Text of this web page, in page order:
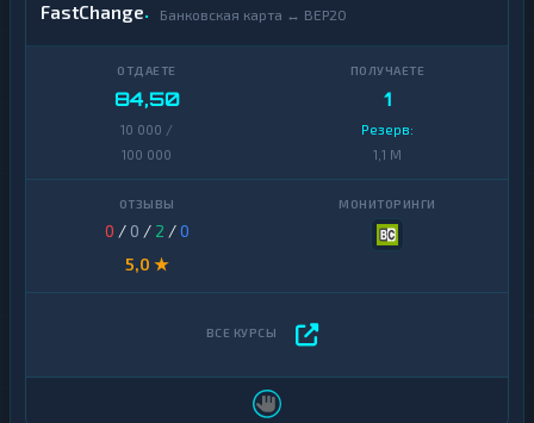
FastChange Банковская карта ↔ BEP20
84,50
10 000 /
100 000
1
Резерв:
1,1 M
0 / 0 / 2 /0
5,0 ★